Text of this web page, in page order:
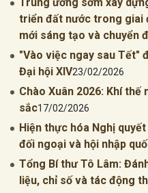
Trung ương sớm xây
triển đất nước trong giai
mới sáng tạo và chuyển
"Vào việc ngay sau Tết"
Đại hội XIV23/02/2026
Chào Xuân 2026: Khí
sắc17/02/2026
Hiện thực hóa Nghị
đối ngoại và hội nhập
Tổng Bí thư Tô Lâm:
liệu, chỉ số và tác động